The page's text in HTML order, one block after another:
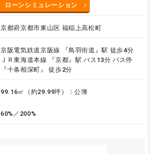
ローンシミュレーション
京都府京都市東山区 福稲上高松町
京阪電気鉄道京阪線 『鳥羽街道』駅 徒歩4分
ＪＲ東海道本線 『京都』駅 バス13分 バス停
『十条相深町』 徒歩2分
99.16㎡（約29.99坪）：公簿
60%／200%